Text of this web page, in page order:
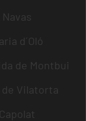
Navas
d´Oló
de Montbui
Vilatorta
Capolat